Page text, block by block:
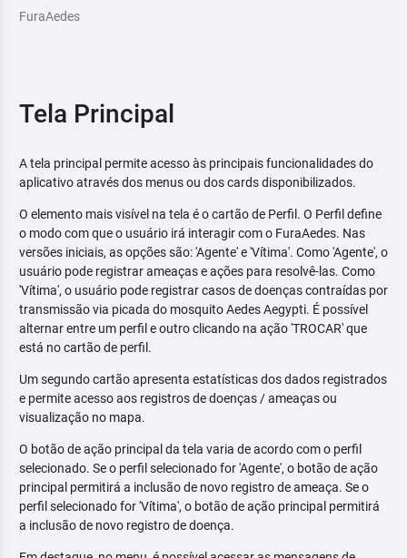
FuraAedes
Tela Principal
A tela principal permite acesso às principais funcionalidades do
aplicativo através dos menus ou dos cards disponibilizados.
O elemento mais visível na tela é o cartão de Perfil. O Perfil define
o modo com que o usuário irá interagir com o FuraAedes. Nas
versões iniciais, as opções são: 'Agente' e 'Vítima'. Como 'Agente', o
usuário pode registrar ameaças e ações para resolvê-las. Como
'Vítima', o usuário pode registrar casos de doenças contraídas por
transmissão via picada do mosquito Aedes Aegypti. É possível
alternar entre um perfil e outro clicando na ação 'TROCAR' que
está no cartão de perfil.
Um segundo cartão apresenta estatísticas dos dados registrados
e permite acesso aos registros de doenças / ameaças ou
visualização no mapa.
O botão de ação principal da tela varia de acordo com o perfil
selecionado. Se o perfil selecionado for 'Agente', o botão de ação
principal permitirá a inclusão de novo registro de ameaça. Se o
perfil selecionado for 'Vítima', o botão de ação principal permitirá
a inclusão de novo registro de doença.